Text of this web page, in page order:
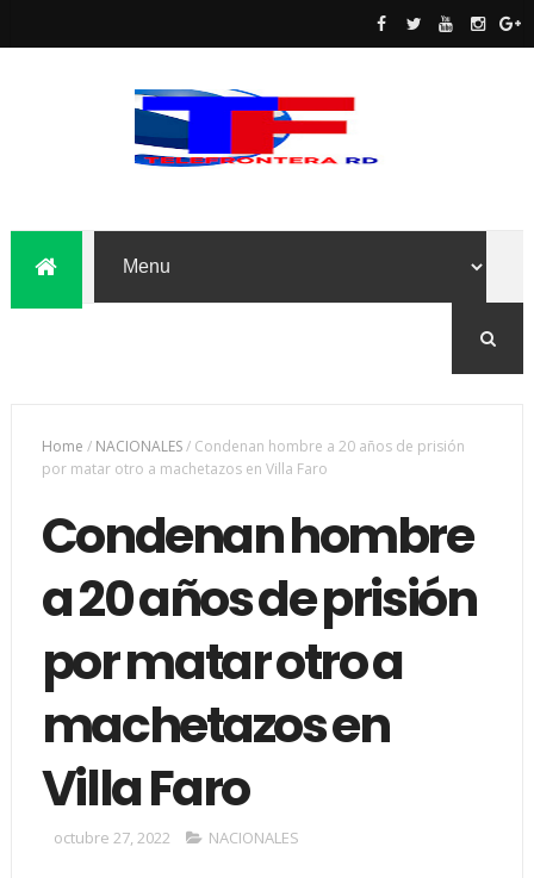
Home / NACIONALES/ Condenan hombre a 20 años de prisión
por matar otro a machetazos en Villa Faro
Condenan hombre
a 20 años de prisión
por matar otro a
machetazos en
Villa Faro
octubre 27, 2022 NACIONALES